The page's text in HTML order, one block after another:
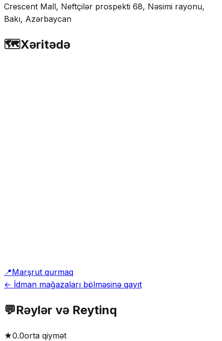
Crescent Mall, Neftçilər prospekti 68, Nəsimi rayonu,
Bakı, Azərbaycan
🗺️Xəritədə
📍Marşrut qurmaq
← İdman mağazaları bölməsinə qayıt
💬Rəylər və Reytinq
★0.0orta qiymət